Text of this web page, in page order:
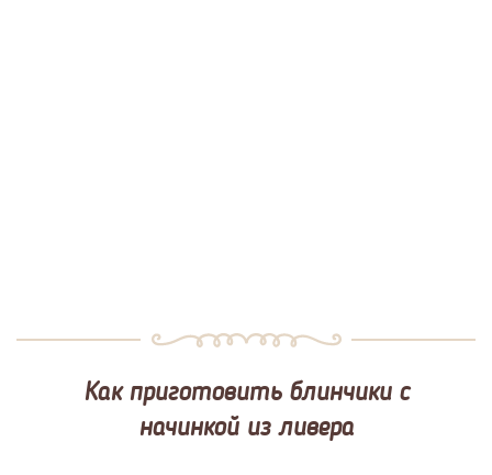
Как приготовить блинчики с
начинкой из ливера